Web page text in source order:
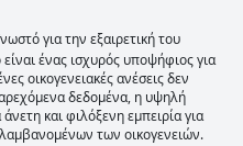
για την εξαιρετική του
ένας ισχυρός υποψήφιος για
οικογενειακές ανέσεις δεν
δεδομένα, η υψηλή
και φιλόξενη εμπειρία για
των οικογενειών.